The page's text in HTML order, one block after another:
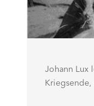
Johann Lux